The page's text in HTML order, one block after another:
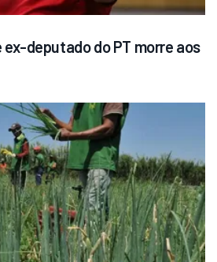
ex-deputado do PT morre aos